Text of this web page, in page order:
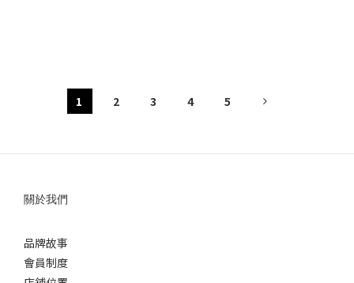
1 2 3 4 5
關於我們
品牌故事
會員制度